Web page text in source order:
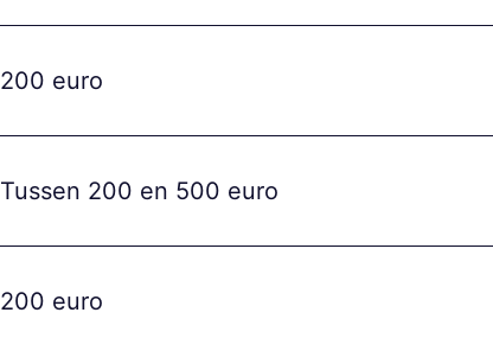
200 euro
Tussen 200 en 500 euro
200 euro